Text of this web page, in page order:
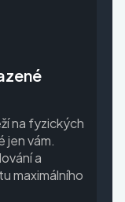
na fyzických
jen vám.
a
maximálního